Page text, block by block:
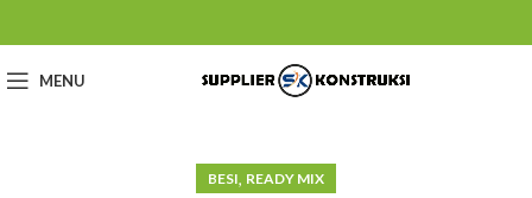
MENU
BESI, READY MIX